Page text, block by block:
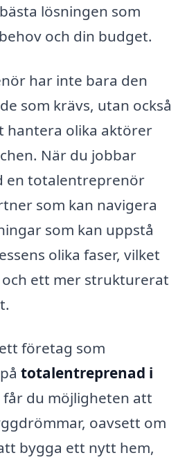
lösningen som
och din budget.
har inte bara den
som krävs, utan också
hantera olika aktörer
När du jobbar
en totalentreprenör
som kan navigera
som kan uppstå
olika faser, vilket
ett mer strukturerat
företag som
totalentreprenad i
får du möjligheten att
oavsett om
bygga ett nytt hem,